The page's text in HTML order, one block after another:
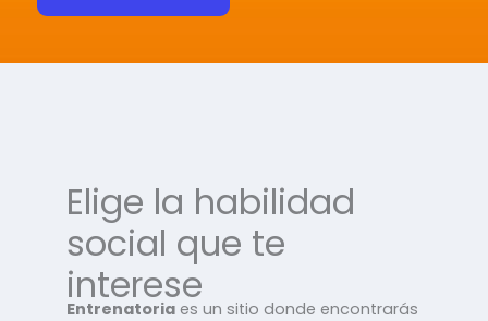
Elige la habilidad
social que te
interese
Entrenatoria es un sitio donde encontrarás